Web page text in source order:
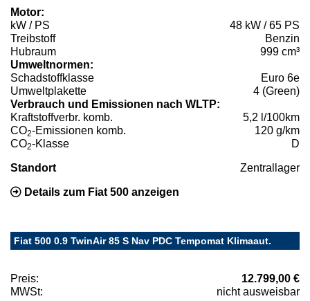
Motor:
kW / PS
48 kW / 65 PS
Treibstoff
Benzin
Hubraum
999 cm³
Umweltnormen:
Schadstoffklasse
Euro 6e
Umweltplakette
4 (Green)
Verbrauch und Emissionen nach WLTP:
Kraftstoffverbr. komb.
5,2 l/100km
CO2-Emissionen komb.
120 g/km
CO2-Klasse D
Standort Zentrallager
Details zum Fiat 500 anzeigen
Fiat 500 0.9 TwinAir 85 S Nav PDC Tempomat Klimaaut.
Preis:
12.799,00 €
MWSt:
nicht ausweisbar